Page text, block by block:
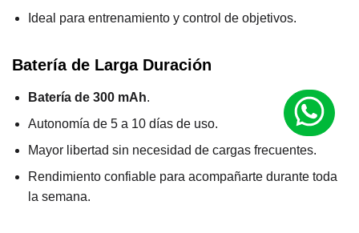
Ideal para entrenamiento y control de objetivos.
Batería de Larga Duración
Batería de 300 mAh.
Autonomía de 5 a 10 días de uso.
Mayor libertad sin necesidad de cargas frecuentes.
Rendimiento confiable para acompañarte durante toda
la semana.